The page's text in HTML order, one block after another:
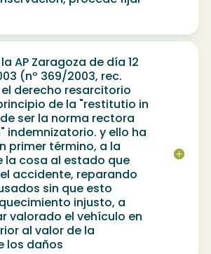
AP Zaragoza de día 12
(nº 369/2003, rec.
el derecho resarcitorio
de la "restitutio in
ser la norma rectora
indemnizatorio. y ello ha
primer término, a la
la cosa al estado que
accidente, reparando
sin que esto
injusto, a
valorado el vehículo en
al valor de la
los daños